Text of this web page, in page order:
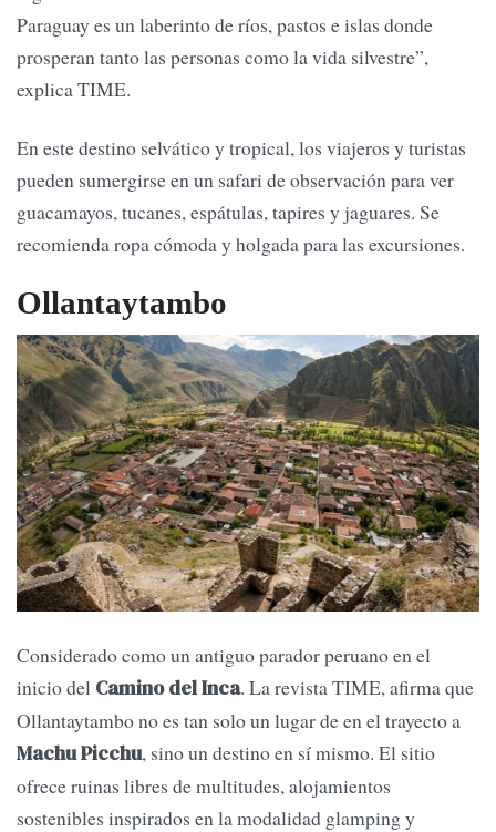
Paraguay es un laberinto de ríos, pastos e islas donde
prosperan tanto las personas como la vida silvestre”,
explica TIME.
En este destino selvático y tropical, los viajeros y turistas
pueden sumergirse en un safari de observación para ver
guacamayos, tucanes, espátulas, tapires y jaguares. Se
recomienda ropa cómoda y holgada para las excursiones.
Ollantaytambo
Considerado como un antiguo parador peruano en el
inicio del Camino del Inca. La revista TIME, afirma que
Ollantaytambo no es tan solo un lugar de en el trayecto a
Machu Picchu, sino un destino en sí mismo. El sitio
ofrece ruinas libres de multitudes, alojamientos
sostenibles inspirados en la modalidad glamping y